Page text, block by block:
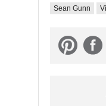
Sean Gunn